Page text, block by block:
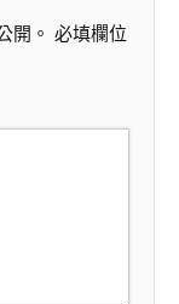
開。 必填欄位